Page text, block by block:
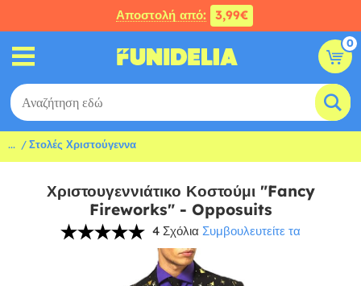
Αποστολή από: 3,99€
0
... Στολές Χριστούγεννα
Χριστουγεννιάτικο Κοστούμι "Fancy
Fireworks" - Opposuits
4 Σχόλια Συμβουλευτείτε τα